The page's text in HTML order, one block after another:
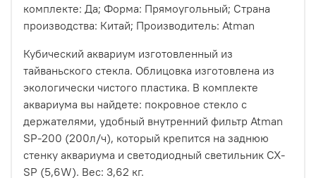
комплекте: Да; Форма: Прямоугольный; Страна
производства: Китай; Производитель: Atman
Кубический аквариум изготовленный из
тайваньского стекла. Облицовка изготовлена из
экологически чистого пластика. В комплекте
аквариума вы найдете: покровное стекло с
держателями, удобный внутренний фильтр Atman
SP-200 (200л/ч), который крепится на заднюю
стенку аквариума и светодиодный светильник CX-
SP (5,6W). Вес: 3,62 кг.